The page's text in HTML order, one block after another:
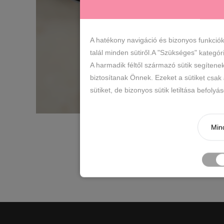
A hatékony navigáció és bizonyos
talál minden sütiről.A "Szükséges"
A harmadik féltől származó sütik
biztosítanak Önnek. Ezeket a sütiket
sütiket, de bizonyos sütik letiltása